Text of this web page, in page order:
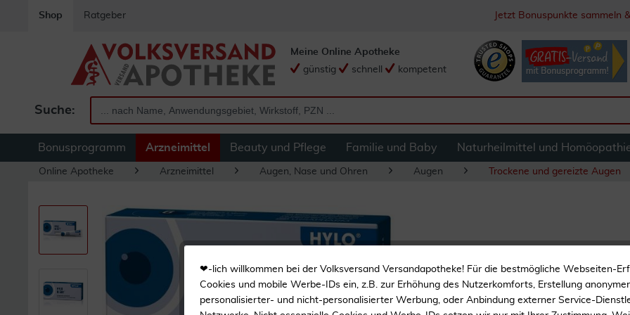
Shop Ratgeber Jetzt Bonuspunkte sammeln
Suche:
Meine Online Apotheke
günstig
schnell kompetent
Bonusprogramm Arzneimittel Beauty und Pflege Familie und Baby Naturheilmittel und
Online Apotheke Arzneimittel Augen, Nase und Ohren Augen Trockene und gereizte Augen
Ohne
Schützt die
❤-lich willkommen bei der Volksversand Versandapotheke! Für die bestmögliche Webseiten-
Cookies und mobile Werbe-IDs ein, z.B. zur Erhöhung des Nutzerkomforts, Erstellung
personalisierter- und nicht-personalisierter Werbung, oder Anbindung externer Service-